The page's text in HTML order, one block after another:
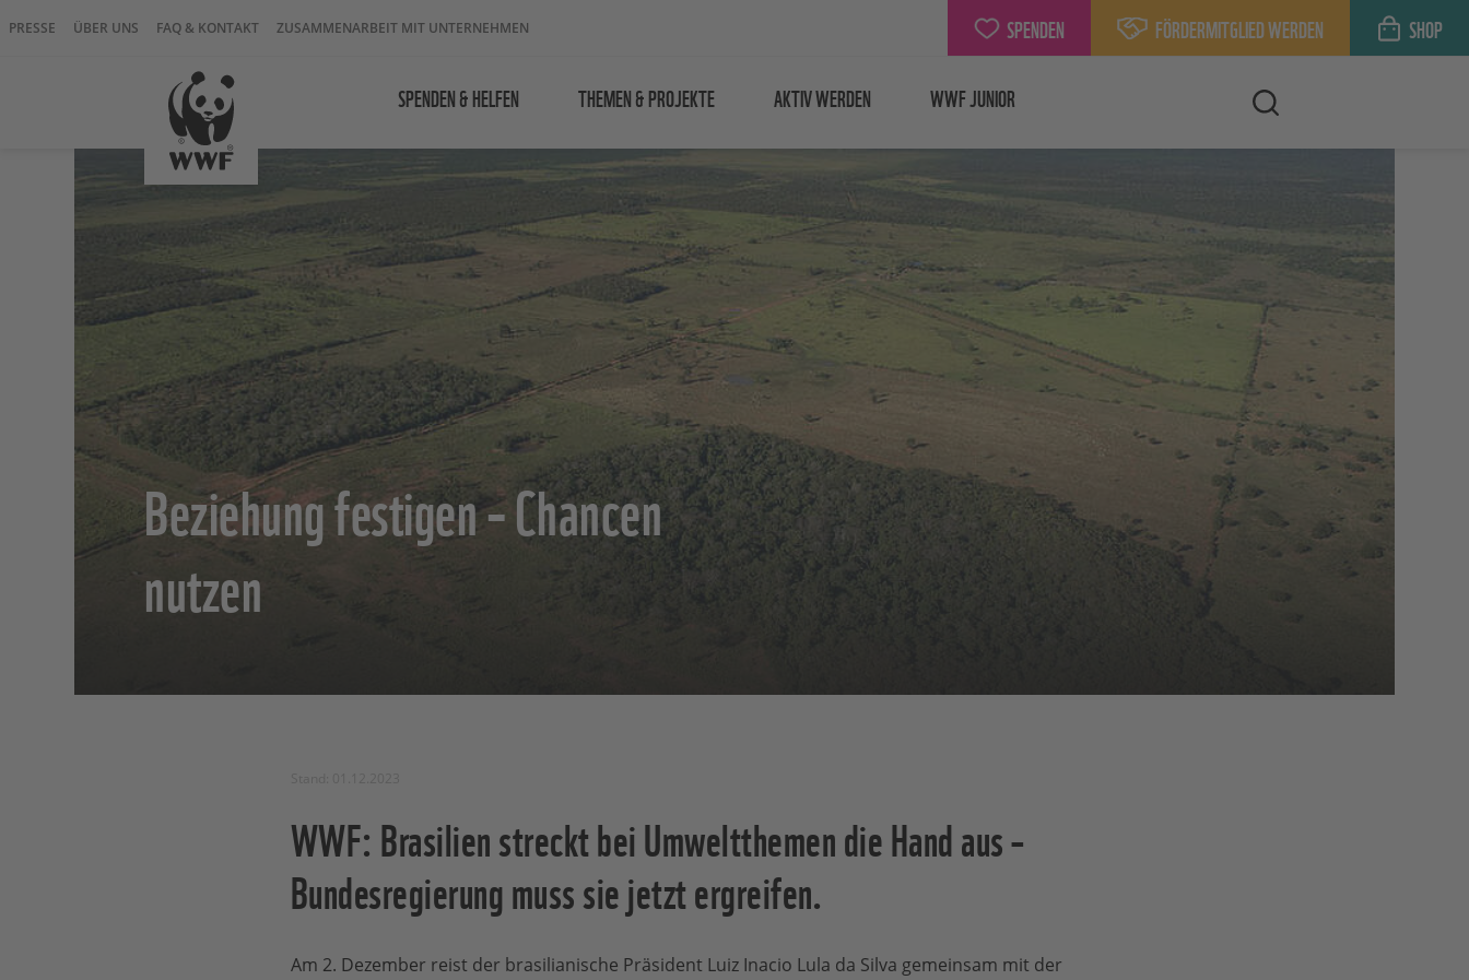
PRESSE ÜBER UNS FAQ & KONTAKT ZUSAMMENARBEIT MIT UNTERNEHMEN SPENDEN FÖRDERMITGLIED WERDEN SHOP
SPENDEN & HELFEN THEMEN & PROJEKTE AKTIV WERDEN WWF JUNIOR
Beziehung festigen – Chancen
nutzen
WWF: Brasilien streckt bei Umweltthemen die Hand aus –
Bundesregierung muss sie jetzt ergreifen.
Am 2. Dezember reist der brasilianische Präsident Luiz Inacio Lula da Silva gemeinsam mit der